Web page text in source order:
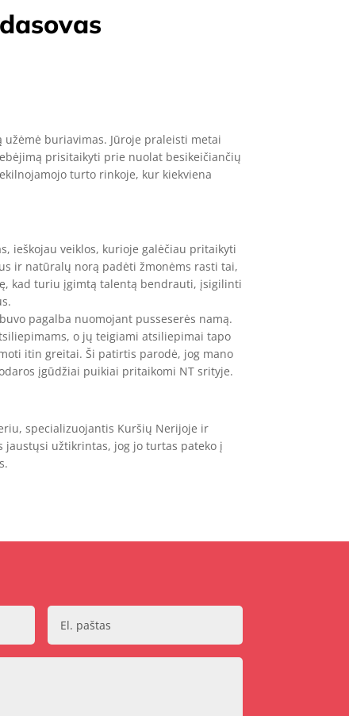
užėmė buriavimas. Jūroje praleisti metai
prisitaikyti prie nuolat besikeičiančių
turto rinkoje, kur kiekviena
ieškojau veiklos, kurioje galėčiau pritaikyti
ir natūralų norą padėti žmonėms rasti tai,
kad turiu įgimtą talentą bendrauti, įsigilinti
pagalba nuomojant pusseserės namą.
o jų teigiami atsiliepimai tapo
itin greitai. Ši patirtis parodė, jog mano
įgūdžiai puikiai pritaikomi NT srityje.
specializuojantis Kuršių Nerijoje ir
jaustųsi užtikrintas, jog jo turtas pateko į